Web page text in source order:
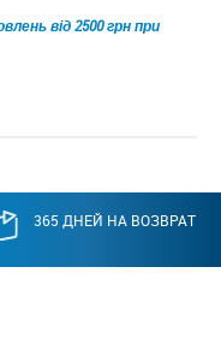
від 2500 грн при
365 ДНЕЙ НА ВОЗВРАТ